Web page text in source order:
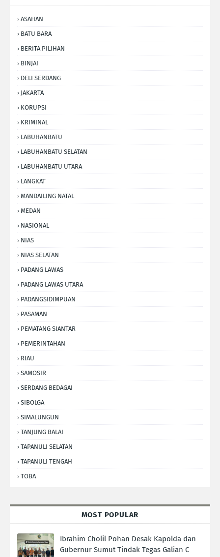
ASAHAN
BATU BARA
BERITA PILIHAN
BINJAI
DELI SERDANG
JAKARTA
KORUPSI
KRIMINAL
LABUHANBATU
LABUHANBATU SELATAN
LABUHANBATU UTARA
LANGKAT
MANDAILING NATAL
MEDAN
NASIONAL
NIAS
NIAS SELATAN
PADANG LAWAS
PADANG LAWAS UTARA
PADANGSIDIMPUAN
PASAMAN
PEMATANG SIANTAR
PEMERINTAHAN
RIAU
SAMOSIR
SERDANG BEDAGAI
SIBOLGA
SIMALUNGUN
TANJUNG BALAI
TAPANULI SELATAN
TAPANULI TENGAH
TOBA
MOST POPULAR
Ibrahim Cholil Pohan Desak Kapolda dan
Gubernur Sumut Tindak Tegas Galian C